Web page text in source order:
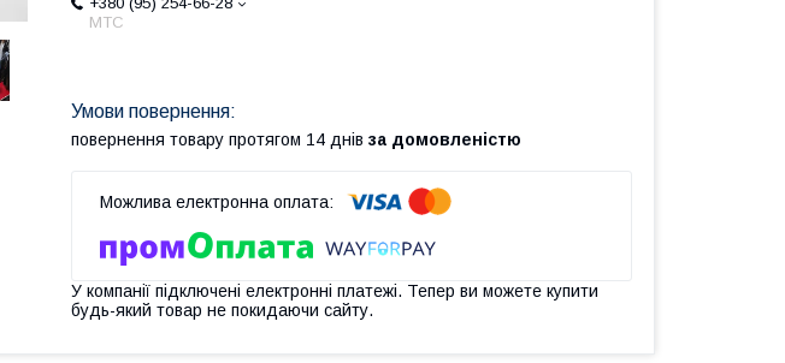
МТС
повернення товару протягом 14 днів за домовленістю
У компанії підключені електронні платежі. Тепер ви можете купити
будь-який товар не покидаючи сайту.